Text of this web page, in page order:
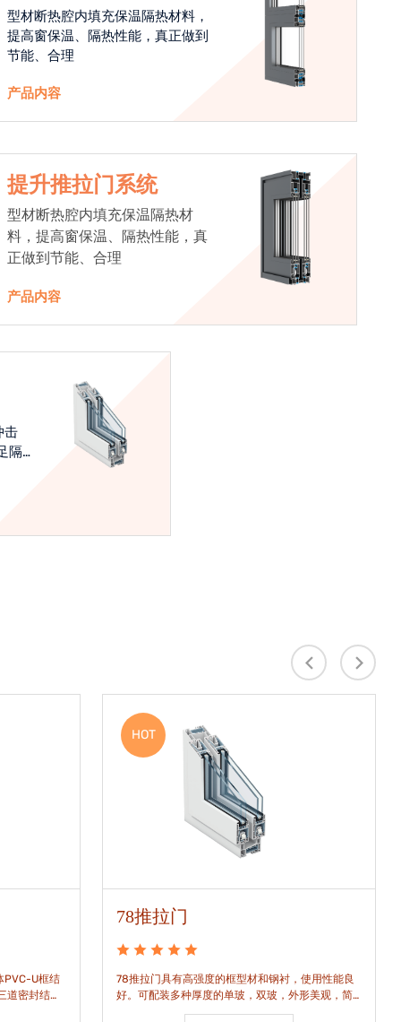
型材断热腔内填充保温隔热材料，
提高窗保温、隔热性能，真正做到
节能、合理
产品内容
提升推拉门系统
型材断热腔内填充保温隔热材
料，提高窗保温、隔热性能，真
正做到节能、合理
产品内容
击
隔
PVC-U框结
道密封结
HOT
78推拉门
78推拉门具有高强度的框型材和钢衬，使用性能良
好。可配装多种厚度的单玻，双玻，外形美观，简